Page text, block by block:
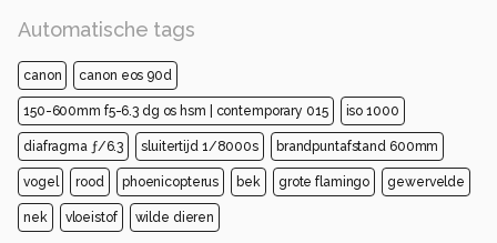
Automatische tags
canon canon eos 90d
150-600mm f5-6.3 dg os hsm | contemporary 015 iso 1000
diafragma ƒ/6.3 sluitertijd 1/8000s brandpuntafstand 600mm
vogel rood phoenicopterus bek grote flamingo gewervelde
nek vloeistof wilde dieren